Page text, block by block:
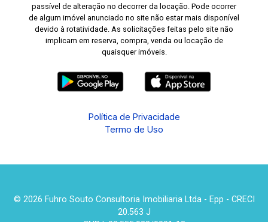
passível de alteração no decorrer da locação. Pode ocorrer
de algum imóvel anunciado no site não estar mais disponível
devido à rotatividade. As solicitações feitas pelo site não
implicam em reserva, compra, venda ou locação de
quaisquer imóveis.
Política de Privacidade
Termo de Uso
© 2026 Fuhro Souto Consultoria Imobiliaria Ltda - Epp - CRECI
20.563 J